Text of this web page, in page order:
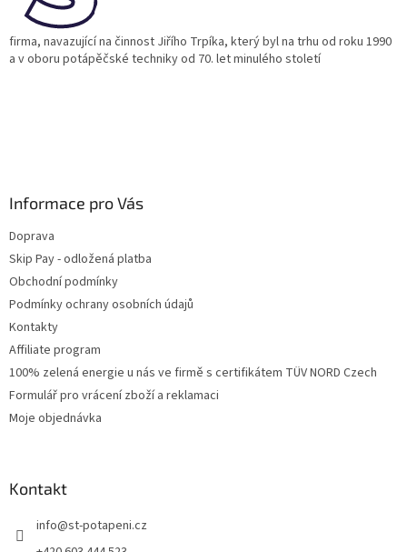
firma, navazující na činnost Jiřího Trpíka, který byl na trhu od roku 1990
a v oboru potápěčské techniky od 70. let minulého století
Informace pro Vás
Doprava
Skip Pay - odložená platba
Obchodní podmínky
Podmínky ochrany osobních údajů
Kontakty
Affiliate program
100% zelená energie u nás ve firmě s certifikátem TÜV NORD Czech
Formulář pro vrácení zboží a reklamaci
Moje objednávka
Kontakt
info@st-potapeni.cz